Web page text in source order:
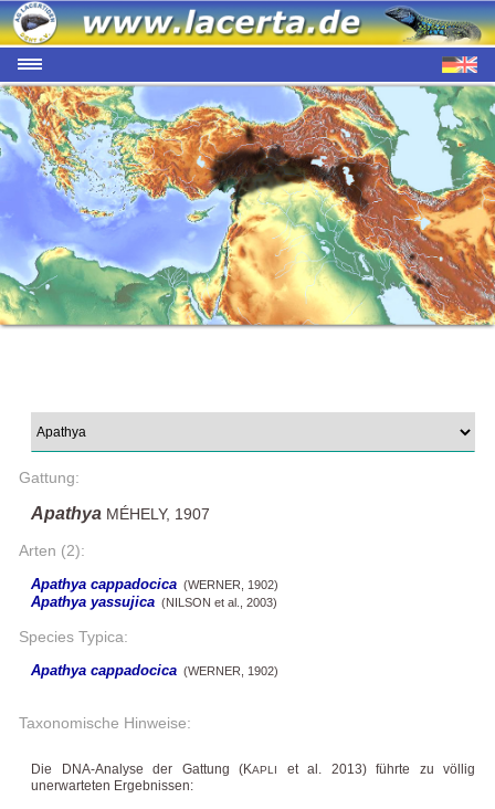
Gattung:
Apathya MÉHELY, 1907
Arten (2):
Apathya cappadocica (WERNER, 1902)
Apathya yassujica (NILSON et al., 2003)
Species Typica:
Apathya cappadocica (WERNER, 1902)
Taxonomische Hinweise:
Die DNA-Analyse der Gattung (KAPLI
et al. 2013) führte zu völlig
unerwarteten Ergebnissen: